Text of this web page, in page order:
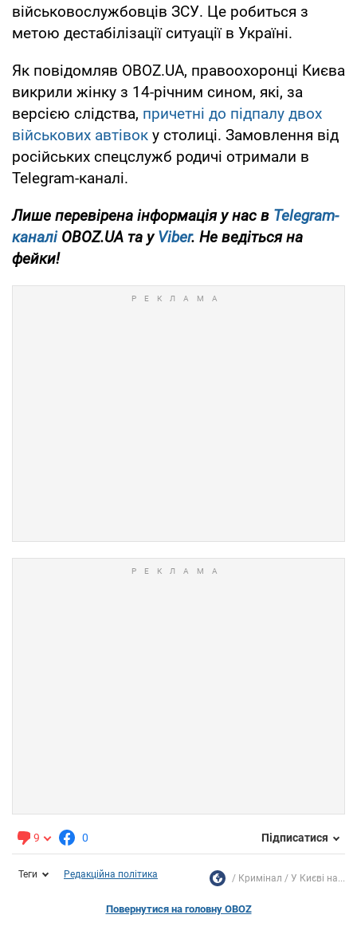
військовослужбовців ЗСУ. Це робиться з
метою дестабілізації ситуації в Україні.
Як повідомляв OBOZ.UA, правоохоронці Києва
викрили жінку з 14-річним сином, які, за
версією слідства, причетні до підпалу двох
військових автівок у столиці. Замовлення від
російських спецслужб родичі отримали в
Telegram-каналі.
Лише перевірена інформація у нас в Telegram-
каналіOBOZ.UA та уViber. Не ведіться на
фейки!
9 0 Підписатися
Теги Редакційна політика Кримінал У Києві на...
Повернутися на головну OBOZ